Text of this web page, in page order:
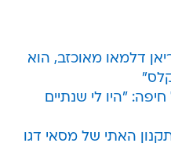
דלמאו מאוכזב, הוא
"היו לי שנתיים
האתי של מסאי דגו